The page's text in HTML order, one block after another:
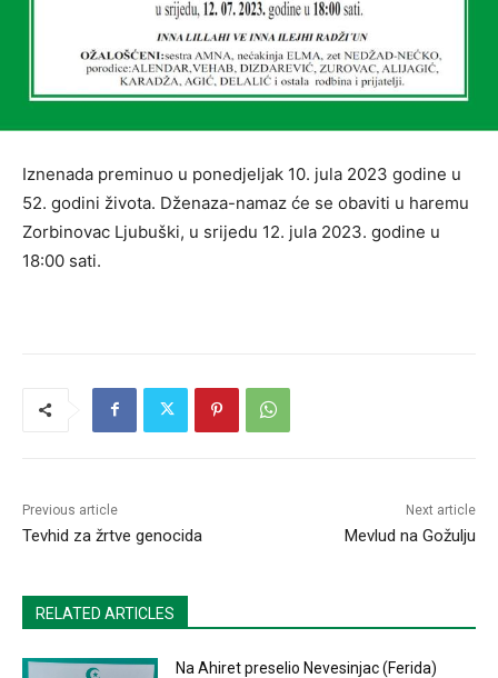
Iznenada preminuo u ponedjeljak 10. jula 2023 godine u
52. godini života. Dženaza-namaz će se obaviti u haremu
Zorbinovac Ljubuški, u srijedu 12. jula 2023. godine u
18:00 sati.
Previous article
Tevhid za žrtve genocida
Next article
Mevlud na Gožulju
RELATED ARTICLES
Na Ahiret preselio Nevesinjac (Ferida)